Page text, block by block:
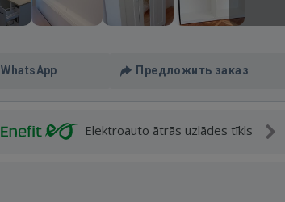
WhatsApp Предложить заказ
Elektroauto ātrās uzlādes tīkls